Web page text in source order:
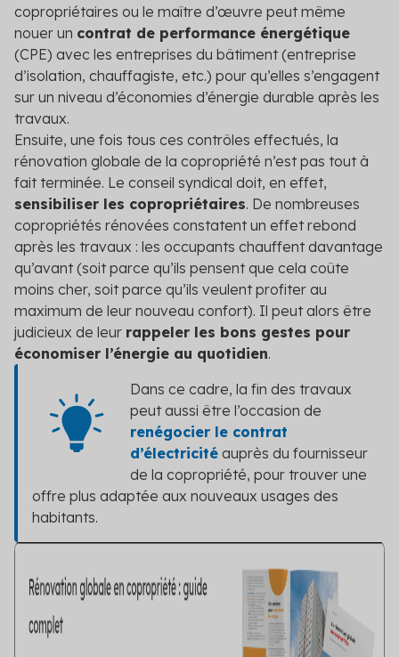
copropriétaires ou le maître d’œuvre peut même
nouer un contrat de performance énergétique
(CPE) avec les entreprises du bâtiment (entreprise
d’isolation, chauffagiste, etc.) pour qu’elles s’engagent
sur un niveau d’économies d’énergie durable après les
travaux.
Ensuite, une fois tous ces contrôles effectués, la
rénovation globale de la copropriété n’est pas tout à
fait terminée. Le conseil syndical doit, en effet,
sensibiliser les copropriétaires. De nombreuses
copropriétés rénovées constatent un effet rebond
après les travaux : les occupants chauffent davantage
qu’avant (soit parce qu’ils pensent que cela coûte
moins cher, soit parce qu’ils veulent profiter au
maximum de leur nouveau confort). Il peut alors être
judicieux de leur rappeler les bons gestes pour
économiser l’énergie au quotidien.
Dans ce cadre, la fin des travaux
peut aussi être l’occasion de
renégocier le contrat
d’électricité auprès du fournisseur
de la copropriété, pour trouver une
offre plus adaptée aux nouveaux usages des
habitants.